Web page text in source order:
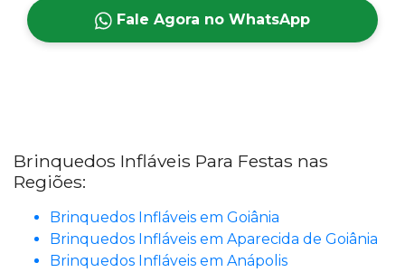
Fale Agora no WhatsApp
Brinquedos Infláveis Para Festas nas
Regiões:
Brinquedos Infláveis em Goiânia
Brinquedos Infláveis em Aparecida de Goiânia
Brinquedos Infláveis em Anápolis